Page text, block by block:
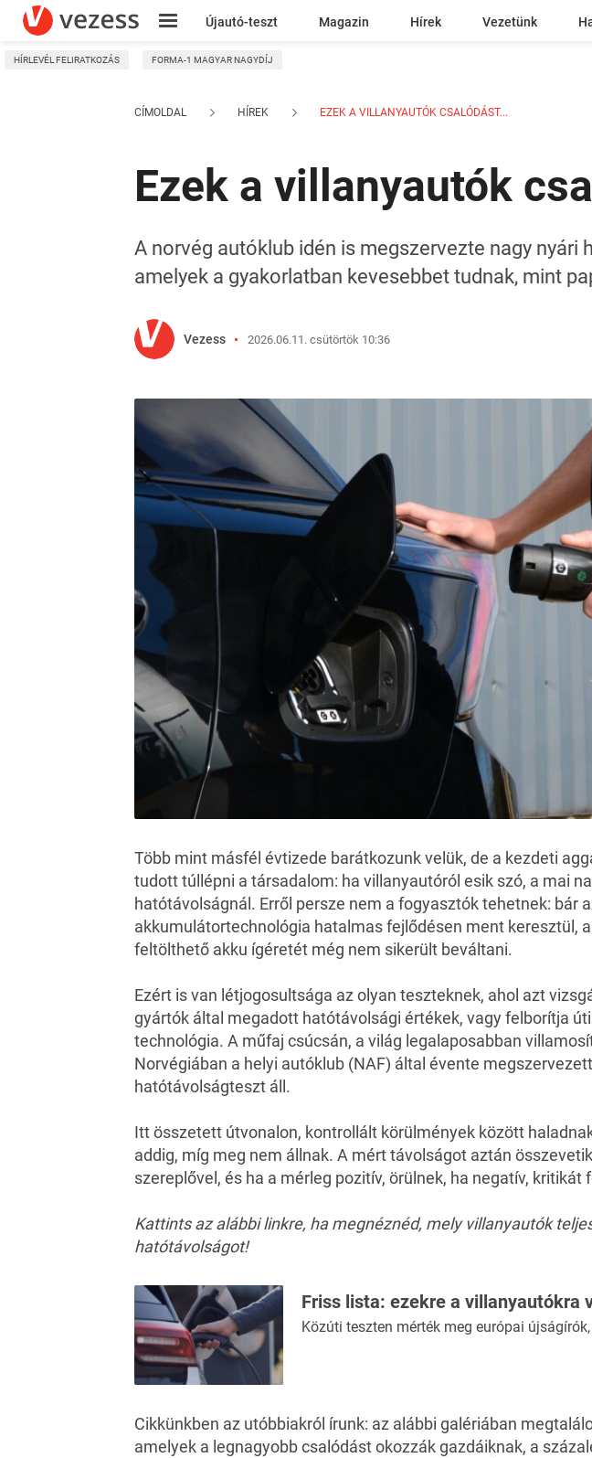
Újautó-teszt Magazin Hírek Vezetünk
Kresz
HÍRLEVÉL FELIRATKOZÁS FORMA-1 MAGYAR NAGYDÍJ
CÍMOLDAL HÍREK EZEK A VILLANYAUTÓK CSALÓDÁST...
Ezek a villanyautók
A norvég autóklub idén is megszervezte nagy
amelyek a gyakorlatban kevesebbet tudnak, mint
Vezess 2026.06.11. csütörtök 10:36
Több mint másfél évtizede barátkozunk velük, de a kezdeti
tudott túllépni a társadalom: ha villanyautóról esik szó, a mai
hatótávolságnál. Erről persze nem a fogyasztók tehetnek: bár
akkumulátortechnológia hatalmas fejlődésen ment keresztül,
feltölthető akku ígéretét még nem sikerült beváltani.
Ezért is van létjogosultsága az olyan teszteknek, ahol azt
gyártók által megadott hatótávolsági értékek, vagy felborítja
technológia. A műfaj csúcsán, a világ legalaposabban
Norvégiában a helyi autóklub (NAF) által évente megszervezett
hatótávolságteszt áll.
Itt összetett útvonalon, kontrollált körülmények között
addig, míg meg nem állnak. A mért távolságot aztán
szereplővel, és ha a mérleg pozitív, örülnek, ha negatív, kritikát
Kattints az alábbi linkre, ha megnéznéd, mely villanyautók
hatótávolságot!
Friss lista: ezekre a villanyautókra
Közúti teszten mérték meg európai
Cikkünkben az utóbbiakról írunk: az alábbi galériában
amelyek a legnagyobb csalódást okozzák gazdáiknak, a